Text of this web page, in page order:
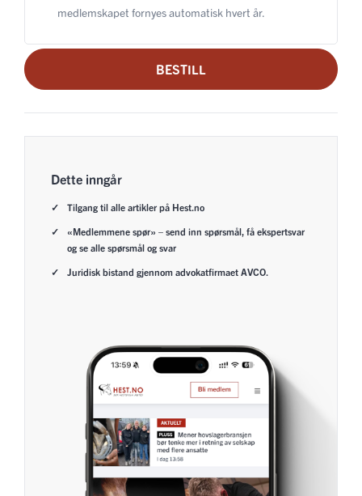
medlemskapet fornyes automatisk hvert år.
BESTILL
Dette inngår
Tilgang til alle artikler på Hest.no
«Medlemmene spør» – send inn spørsmål, få ekspertsvar
og se alle spørsmål og svar
Juridisk bistand gjennom advokatfirmaet AVCO.